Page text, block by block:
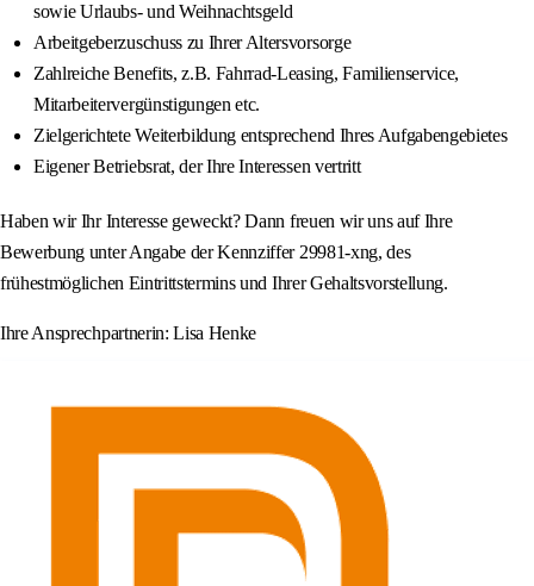
sowie Urlaubs- und Weihnachtsgeld
Arbeitgeberzuschuss zu Ihrer Altersvorsorge
Zahlreiche Benefits, z.B. Fahrrad-Leasing, Familienservice,
Mitarbeitervergünstigungen etc.
Zielgerichtete Weiterbildung entsprechend Ihres Aufgabengebietes
Eigener Betriebsrat, der Ihre Interessen vertritt
Haben wir Ihr Interesse geweckt? Dann freuen wir uns auf Ihre
Bewerbung unter Angabe der Kennziffer 29981-xng, des
frühestmöglichen Eintrittstermins und Ihrer Gehaltsvorstellung.
Ihre Ansprechpartnerin: Lisa Henke